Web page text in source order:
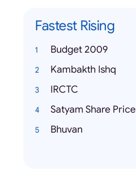
Fastest Rising
Budget 2009
Kambakth Ishq
IRCTC
Satyam Share Price
Bhuvan